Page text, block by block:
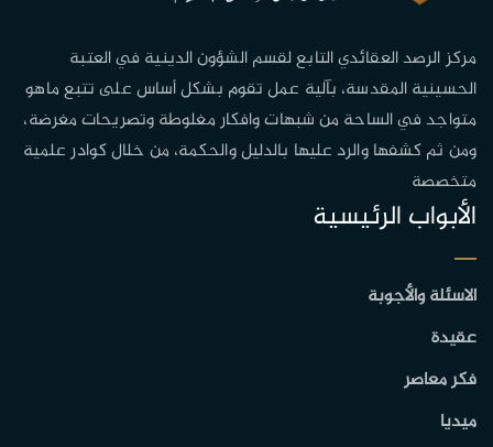
مركز الرصد العقائدي التابع لقسم الشؤون الدينية في العتبة
الحسينية المقدسة، بآلية عمل تقوم بشكل أساس على تتبع ماهو
متواجد في الساحة من شبهات وافكار مغلوطة وتصريحات مغرضة،
ومن ثم كشفها والرد عليها بالدليل والحكمة، من خلال كوادر علمية
متخصصة
الأبواب الرئيسية
الاسئلة والأجوبة
عقيدة
فكر معاصر
ميديا